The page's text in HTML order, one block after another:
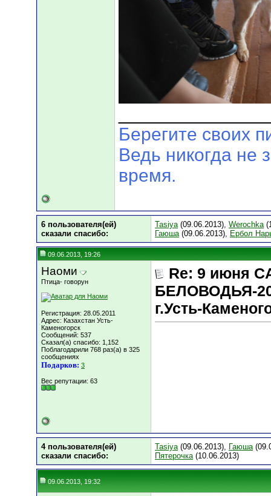
Берегите своих
Ведь никогда не
время.
6 пользователя(ей)
сказали cпасибо:
Tasiya(09.06.2013), Werochka
Гаюша(09.06.2013), Ербол
09.06.2013, 19:26
Наоми
Птица- говорун
Регистрация: 28.05.2011
Адрес: Казахстан Усть-
Каменогорск
Сообщений: 537
Сказал(а) спасибо: 1,152
Поблагодарили 768 раз(а) в 325
сообщениях
Подарков: 3
Вес репутации: 63
Re: 9 июня
БЕЛОВОДЬЯ-
г.Усть-
4 пользователя(ей)
сказали cпасибо:
Tasiya(09.06.2013), Гаюша
Пятерочка(10.06.2013)
09.06.2013, 19:32